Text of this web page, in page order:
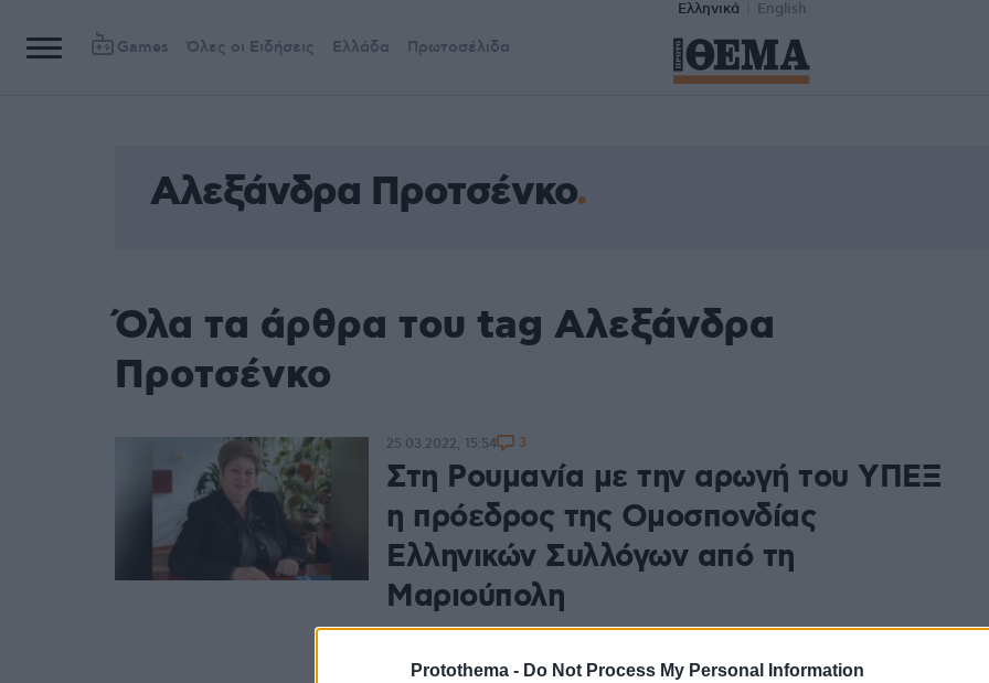
Protothema - Do Not Process My Personal Information
Ελληνικά English
Games Όλες οι Ειδήσεις Ελλάδα Πρωτοσέλιδα
Αλεξάνδρα Προτσένκο
Όλα τα άρθρα του tag Αλεξάνδρα
Προτσένκο
Στη Ρουμανία με την αρωγή του ΥΠΕΞ
η πρόεδρος της Ομοσπονδίας
Ελληνικών Συλλόγων από τη
Μαριούπολη
Η Αλεξάνδρα Προτσένκο έγινε δεκτή από κλιμάκιο της Ομάδας
Συντονισμού του υπουργείου Εξωτερικών – Αύριο αναμένεται να
25.03.2022, 15:54 3